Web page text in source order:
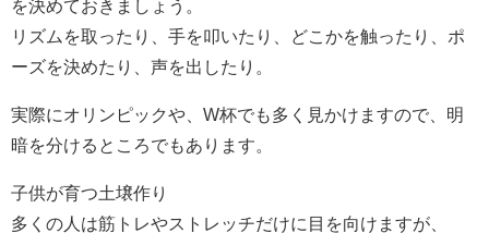
を決めておきましょう。
リズムを取ったり、手を叩いたり、どこかを触ったり、ポ
ーズを決めたり、声を出したり。
実際にオリンピックや、W杯でも多く見かけますので、明
暗を分けるところでもあります。
子供が育つ土壌作り
多くの人は筋トレやストレッチだけに目を向けますが、